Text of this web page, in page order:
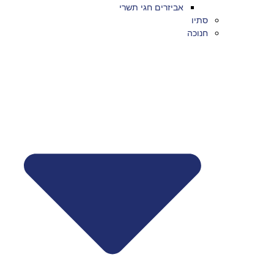
אביזרים חגי תשרי
סתיו
חנוכה